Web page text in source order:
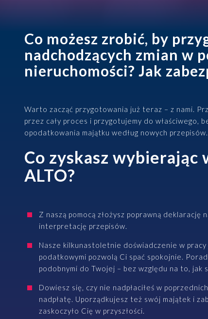
Energetyka
Logistyka
Wsparcie płacowe
Wsparcie kadrowe
Baza wiedzy
Kontakt
alto@altoadvisory.pl
Gdański Business Center
ul. Inflancka 4b, Budynek C
00-189 Warszawa
Zobacz na mapie
Co możesz zrobić, by
nadchodzących zmian w
nieruchomości? Jak
Warto zacząć przygotowania już teraz – z nami.
przez cały proces i przygotujemy do właściwego,
opodatkowania majątku według nowych przepisów.
Co zyskasz
ALTO?
Z naszą pomocą złożysz poprawną
interpretację przepisów.
Nasze kilkunastoletnie doświadczenie w
podatkowymi pozwolą Ci spać spokojnie.
podobnymi do Twojej – bez względu na to, jak
Dowiesz się, czy nie nadpłaciłeś w
nadpłatę. Uporządkujesz też swój majątek i
zaskoczyło Cię w przyszłości.